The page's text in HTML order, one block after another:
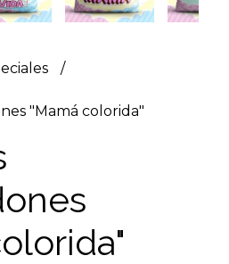
"Mamá colorida"